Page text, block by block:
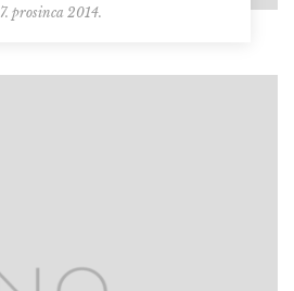
7. prosinca 2014.